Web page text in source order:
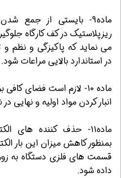
ماده9- بایستی از جمع
ریزپلاستیک در کف کارگاه
می نماید که پاکیزگی و نظم و
در استاندارد بالایی مراعات شود.
ماده 10- لازم است فضای
انبار کردن مواد اولیه و نهایی
ماده11- حذف کننده های
بمنظور کاهش میزان این بار
قسمت های فلزی دستگاه به
داده شود.